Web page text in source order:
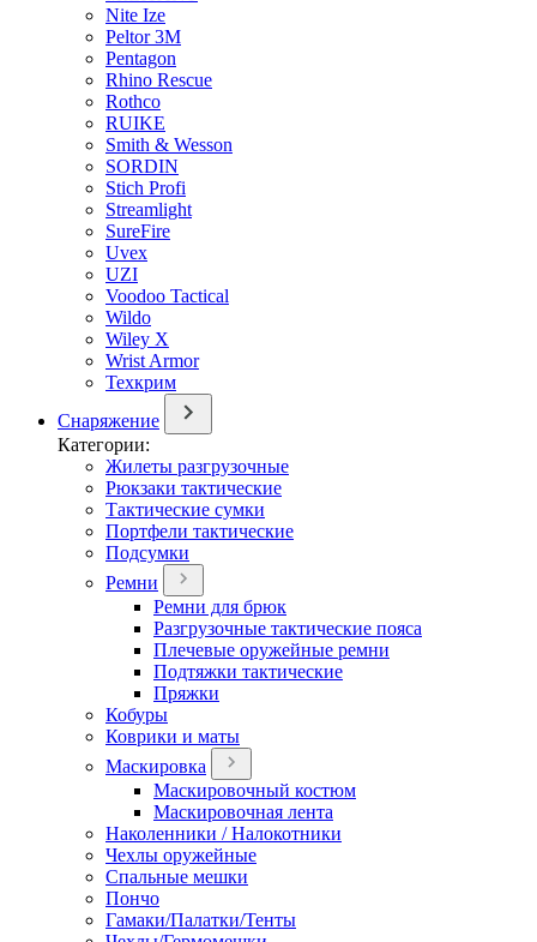
Nite Ize
Peltor 3M
Pentagon
Rhino Rescue
Rothco
RUIKE
Smith & Wesson
SORDIN
Stich Profi
Streamlight
SureFire
Uvex
UZI
Voodoo Tactical
Wildo
Wiley X
Wrist Armor
Техкрим
Снаряжение
Категории:
Жилеты разгрузочные
Рюкзаки тактические
Тактические сумки
Портфели тактические
Подсумки
Ремни
Ремни для брюк
Разгрузочные тактические пояса
Плечевые оружейные ремни
Подтяжки тактические
Пряжки
Кобуры
Коврики и маты
Маскировка
Маскировочный костюм
Маскировочная лента
Наколенники / Налокотники
Чехлы оружейные
Спальные мешки
Пончо
Гамаки/Палатки/Тенты